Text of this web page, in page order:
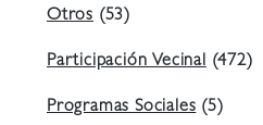
Otros (53)
Participación Vecinal(472)
Programas Sociales(5)